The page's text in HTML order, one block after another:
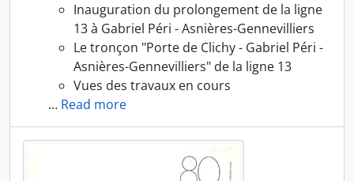
Inauguration du prolongement de la ligne
13 à Gabriel Péri - Asnières-Gennevilliers
Le tronçon "Porte de Clichy - Gabriel Péri -
Asnières-Gennevilliers" de la ligne 13
Vues des travaux en cours
… Read more